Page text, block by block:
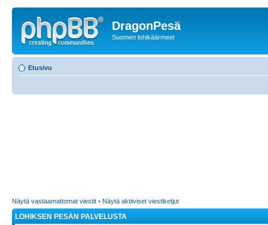
DragonPesä
Suomen lohikäärmeet
Etusivu
Näytä vastaamattomat viestit • Näytä aktiiviset viestiketjut
LOHIKSEN PESÄN PALVELUSTA